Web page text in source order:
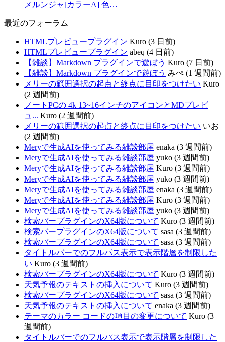
メルンジャ[カラーA] 色…
最近のフォーラム
HTMLプレビュープラグイン Kuro (3 日前)
HTMLプレビュープラグイン abeq (4 日前)
【雑談】Markdown プラグインで遊ぼう Kuro (7 日前)
【雑談】Markdown プラグインで遊ぼう みぺ (1 週間前)
メリーの範囲選択の起点と終点に目印をつけたい Kuro
(2 週間前)
ノートPCの 4k 13~16インチのアイコンとMDプレビ
ュ... Kuro (2 週間前)
メリーの範囲選択の起点と終点に目印をつけたい いお
(2 週間前)
Meryで生成AIを使ってみる雑談部屋 enaka (3 週間前)
Meryで生成AIを使ってみる雑談部屋 yuko (3 週間前)
Meryで生成AIを使ってみる雑談部屋 Kuro (3 週間前)
Meryで生成AIを使ってみる雑談部屋 yuko (3 週間前)
Meryで生成AIを使ってみる雑談部屋 enaka (3 週間前)
Meryで生成AIを使ってみる雑談部屋 Kuro (3 週間前)
Meryで生成AIを使ってみる雑談部屋 yuko (3 週間前)
検索バープラグインのX64版について Kuro (3 週間前)
検索バープラグインのX64版について sasa (3 週間前)
検索バープラグインのX64版について sasa (3 週間前)
タイトルバーでのフルパス表示で表示階層を制限した
い Kuro (3 週間前)
検索バープラグインのX64版について Kuro (3 週間前)
天気予報のテキストの挿入について Kuro (3 週間前)
検索バープラグインのX64版について sasa (3 週間前)
天気予報のテキストの挿入について enaka (3 週間前)
テーマのカラー コードの項目の変更について Kuro (3
週間前)
タイトルバーでのフルパス表示で表示階層を制限した